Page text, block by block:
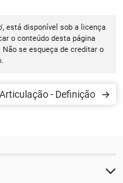
está disponível sob a licença
o conteúdo desta página
se esqueça de creditar o
Articulação - Definição